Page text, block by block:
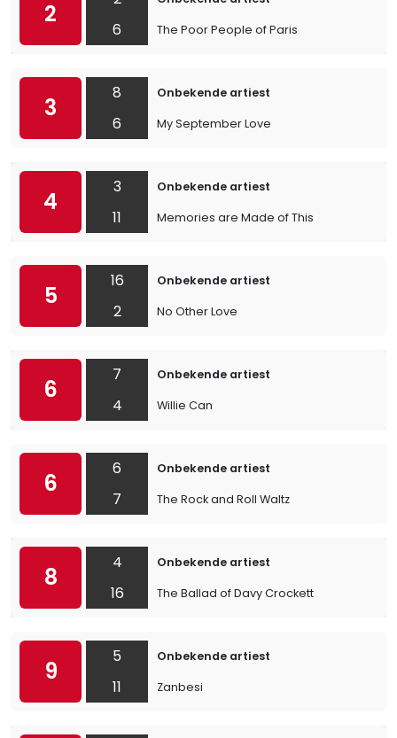
2
6
The Poor People of Paris
3
8
6
Onbekende artiest
My September Love
4
3
11
Onbekende artiest
Memories are Made of This
5
16
2
Onbekende artiest
No Other Love
6
7
4
Onbekende artiest
Willie Can
6
6
7
Onbekende artiest
The Rock and Roll Waltz
8
4
16
Onbekende artiest
The Ballad of Davy Crockett
9
5
11
Onbekende artiest
Zanbesi